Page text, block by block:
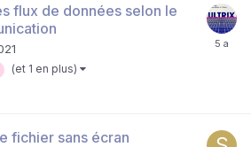
flux de données selon le
(et 1 en plus)
fichier sans écran